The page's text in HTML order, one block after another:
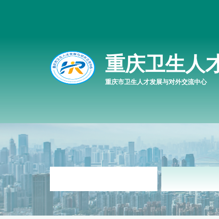
重庆卫生人
重庆市卫生人才发展与对外交流中心